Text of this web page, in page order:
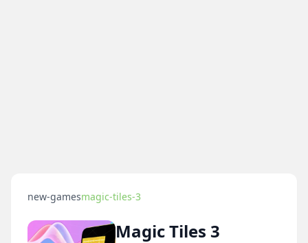
new-gamesmagic-tiles-3
Magic Tiles 3